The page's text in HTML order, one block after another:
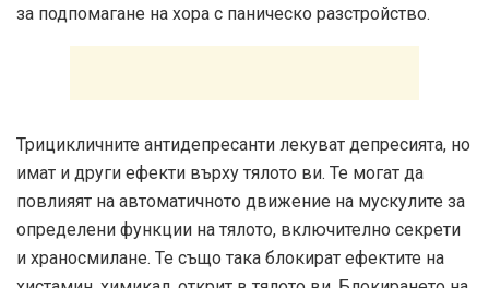
за подпомагане на хора с паническо разстройство.
Трицикличните антидепресанти лекуват депресията, но
имат и други ефекти върху тялото ви. Те могат да
повлияят на автоматичното движение на мускулите за
определени функции на тялото, включително секрети
и храносмилане. Те също така блокират ефектите на